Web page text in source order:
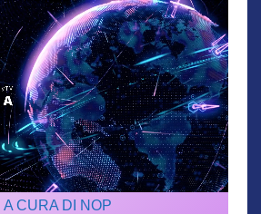
A CURA DI NOP